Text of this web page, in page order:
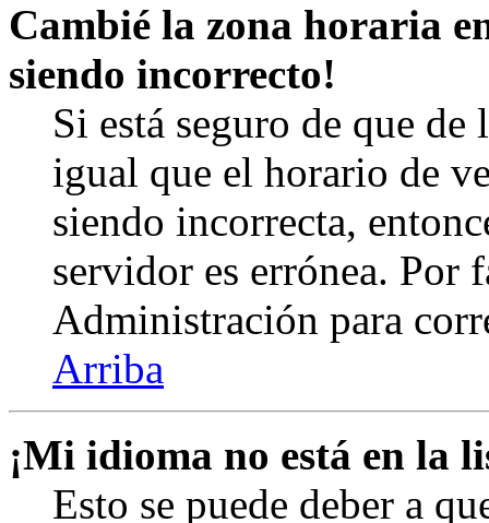
Cambié la zona horaria
siendo incorrecto!
Si está seguro de que
igual que el horario de
siendo incorrecta,
servidor es errónea. Por
Administración para
Arriba
¡Mi idioma no está en la
Esto se puede deber a